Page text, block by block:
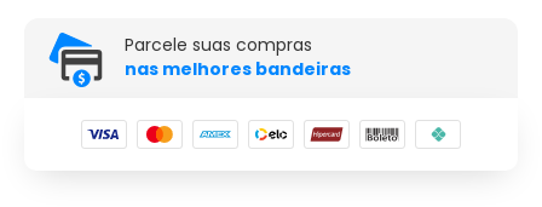
Parcele suas compras
nas melhores bandeiras